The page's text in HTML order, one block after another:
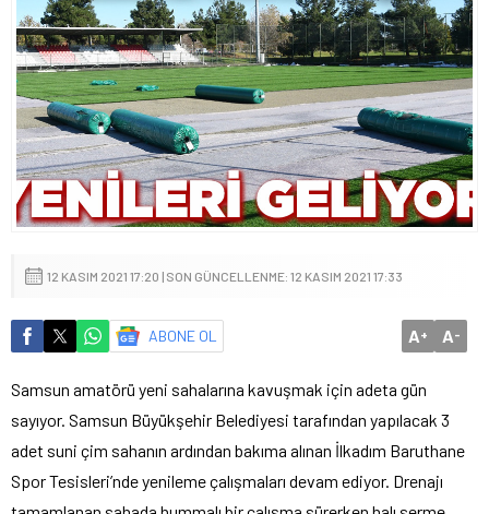
12 KASIM 2021 17:20 | SON GÜNCELLENME: 12 KASIM 2021 17:33
ABONE OL A+ A-
Samsun amatörü yeni sahalarına kavuşmak için adeta gün
sayıyor. Samsun Büyükşehir Belediyesi tarafından yapılacak 3
adet suni çim sahanın ardından bakıma alınan İlkadım Baruthane
Spor Tesisleri’nde yenileme çalışmaları devam ediyor. Drenajı